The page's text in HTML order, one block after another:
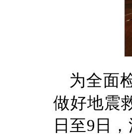
为全面
做好地震
日至9日